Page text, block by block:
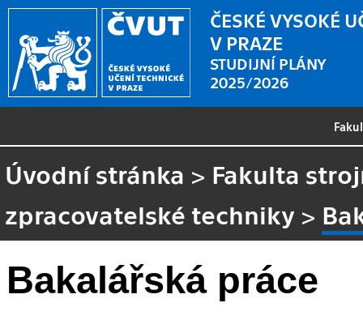
ČESKÉ VYSOKÉ
V PRAZE
STUDIJNÍ PLÁNY
2025/2026
Úvodní stránka > Fakulta
zpracovatelské techniky >
Bakalářská práce